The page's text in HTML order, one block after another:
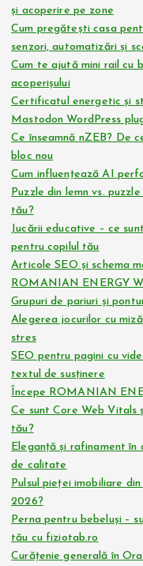
și acoperire pe zone
Cum pregătești casa
senzori, automatizări și
Cum te ajută mini rail cu
acoperișului
Certificatul energetic și
Mastodon WordPress
Ce înseamnă nZEB? De
bloc nou
Cum influențează AI
Puzzle din lemn vs.
tău?
Jucării educative – ce
pentru copilul tău
Articole SEO și schema
ROMANIAN ENERGY
Grupuri de pariuri și
Alegerea jocurilor cu
stres
SEO pentru pagini cu
textul de susținere
Începe ROMANIAN
Ce sunt Core Web Vitals
tău?
Eleganță și rafinament
de calitate
Pulsul pieței imobiliare
2026?
Perna pentru bebeluși –
tău cu fiziotab.ro
Curățenie generală în